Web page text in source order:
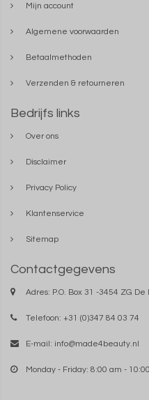
Mijn account
Algemene voorwaarden
Betaalmethoden
Verzenden & retourneren
Bedrijfs links
Over ons
Disclaimer
Privacy Policy
Klantenservice
Sitemap
Contactgegevens
Adres: P.O. Box 31 -3454 ZG
Telefoon: +31 (0)347 84 03 74
E-mail: info@made4beauty.nl
Monday - Friday: 8:00 am -